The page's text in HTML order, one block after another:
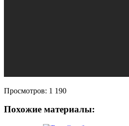
Просмотров: 1 190
Похожие материалы: